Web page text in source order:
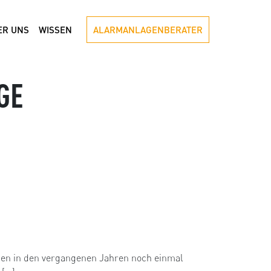
UNS WISSEN ALARMANLAGENBERATER
in den vergangenen Jahren noch einmal